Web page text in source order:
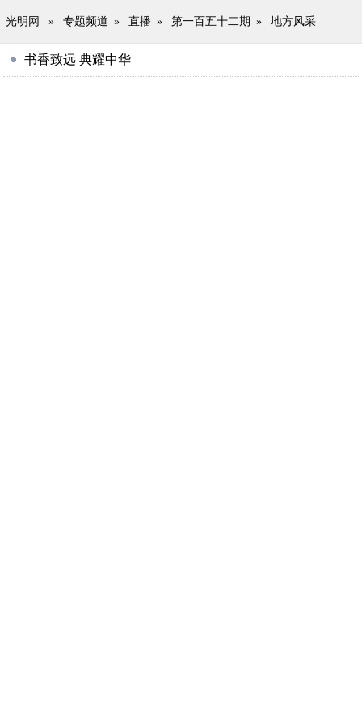
光明网 » 专题频道 » 直播 » 第一百五十二期 » 地方风采
书香致远 典耀中华